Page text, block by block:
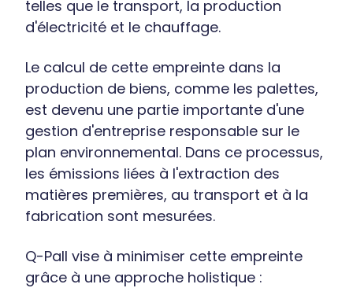
telles que le transport, la production
d'électricité et le chauffage.
Le calcul de cette empreinte dans la
production de biens, comme les palettes,
est devenu une partie importante d'une
gestion d'entreprise responsable sur le
plan environnemental. Dans ce processus,
les émissions liées à l'extraction des
matières premières, au transport et à la
fabrication sont mesurées.
Q-Pall vise à minimiser cette empreinte
grâce à une approche holistique :